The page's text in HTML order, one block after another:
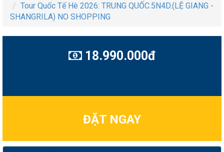
Tour Quốc Tế Hè 2026: TRUNG QUỐC.5N4D.(LỆ GIANG -
SHANGRILA) NO SHOPPING
18.990.000đ
ĐẶT NGAY